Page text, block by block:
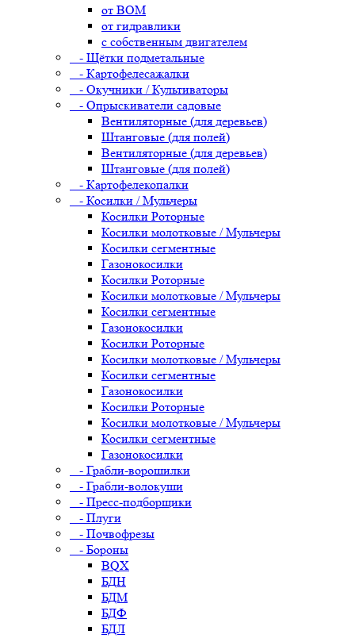
от ВОМ
от гидравлики
с собственным двигателем
- Щётки подметальные
- Картофелесажалки
- Окучники / Культиваторы
- Опрыскиватели садовые
Вентиляторные (для деревьев)
Штанговые (для полей)
Вентиляторные (для деревьев)
Штанговые (для полей)
- Картофелекопалки
- Косилки / Мульчеры
Косилки Роторные
Косилки молотковые / Мульчеры
Косилки сегментные
Газонокосилки
Косилки Роторные
Косилки молотковые / Мульчеры
Косилки сегментные
Газонокосилки
Косилки Роторные
Косилки молотковые / Мульчеры
Косилки сегментные
Газонокосилки
Косилки Роторные
Косилки молотковые / Мульчеры
Косилки сегментные
Газонокосилки
- Грабли-ворошилки
- Грабли-волокуши
- Пресс-подборщики
- Плуги
- Почвофрезы
- Бороны
BQX
БДН
БДМ
БДФ
БДЛ